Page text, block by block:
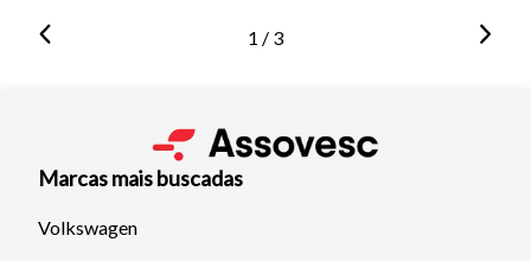
1 / 3
Marcas mais buscadas
Volkswagen